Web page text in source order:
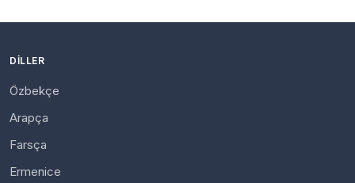
DILLER
Özbekçe
Arapça
Farsça
Ermenice